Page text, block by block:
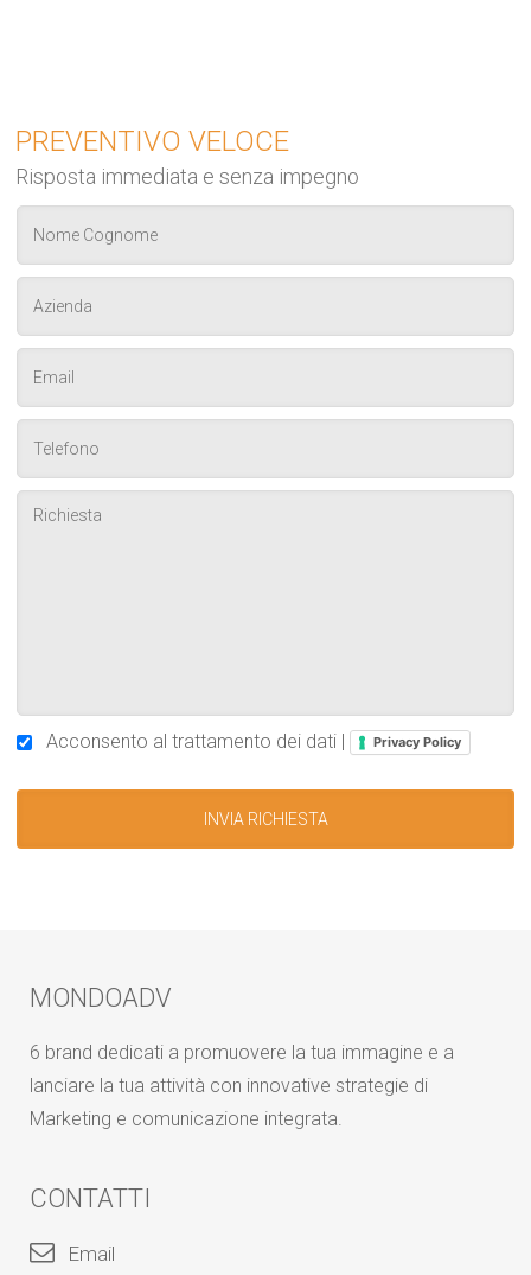
PREVENTIVO VELOCE
Risposta immediata e senza impegno
Acconsento al trattamento dei dati | Privacy Policy
MONDOADV
6 brand dedicati a promuovere la tua immagine e a
lanciare la tua attività con innovative strategie di
Marketing e comunicazione integrata.
CONTATTI
Email